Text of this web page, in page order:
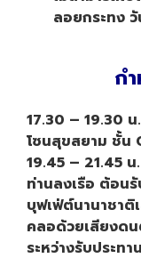
ลอยกระทง
ก
17.30 – 19.30
โซนสุขสยาม ชั้น
19.45 – 21.45
ท่านลงเรือ ต้อน
บุฟเฟ่ต์นานาชาติ
คลอด้วยเสียงดน
ระหว่างรับประท